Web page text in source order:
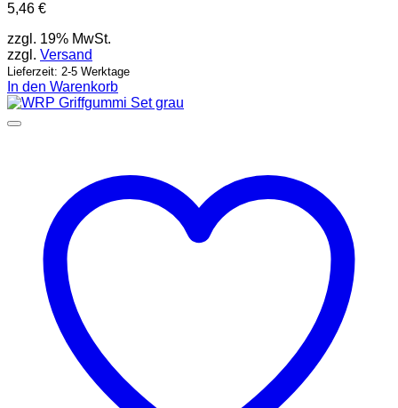
5,46 €
zzgl. 19% MwSt.
zzgl. Versand
Lieferzeit: 2-5 Werktage
In den Warenkorb